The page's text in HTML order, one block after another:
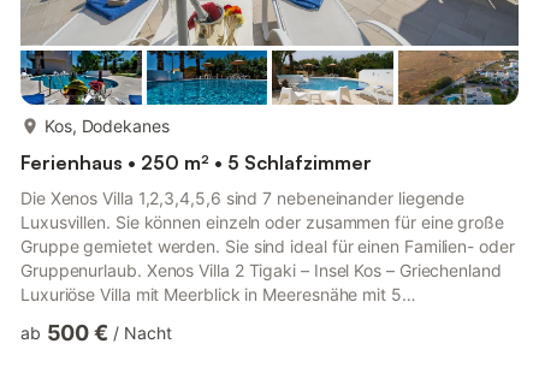
Kos, Dodekanes
Ferienhaus • 250 m² • 5 Schlafzimmer
Die Xenos Villa 1,2,3,4,5,6 sind 7 nebeneinander liegende
Luxusvillen. Sie können einzeln oder zusammen für eine große
Gruppe gemietet werden. Sie sind ideal für einen Familien- oder
Gruppenurlaub. Xenos Villa 2 Tigaki – Insel Kos – Griechenland
Luxuriöse Villa mit Meerblick in Meeresnähe mit 5
Objektbeschreibung Schlafplätze: 12 Schlafzimmer: 4+1
ab 500 € / Nacht